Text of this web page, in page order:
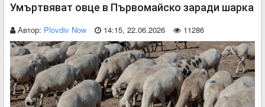
Умъртвяват овце в Първомайско заради шарка
Автор: Plovdiv Now 14:15, 22.06.2026 11286